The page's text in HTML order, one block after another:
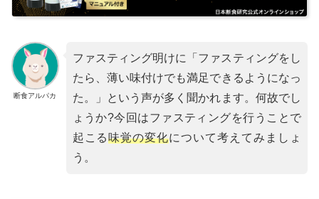
断食アルパカ
ファスティング明けに「ファスティングをし
たら、薄い味付けでも満足できるようになっ
た。」という声が多く聞かれます。何故でし
ょうか?今回はファスティングを行うことで
起こる味覚の変化について考えてみましょ
う。